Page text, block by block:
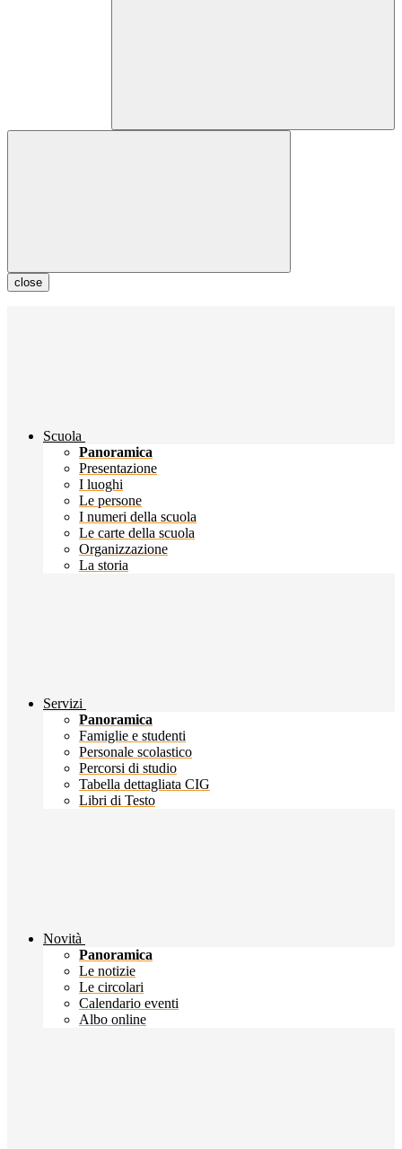
close
Scuola
Panoramica
Presentazione
I luoghi
Le persone
I numeri della scuola
Le carte della scuola
Organizzazione
La storia
Servizi
Panoramica
Famiglie e studenti
Personale scolastico
Percorsi di studio
Tabella dettagliata CIG
Libri di Testo
Novità
Panoramica
Le notizie
Le circolari
Calendario eventi
Albo online